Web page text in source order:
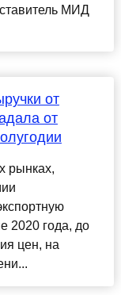
МИД
от
от
рынках,
2020 года, до
цен, на